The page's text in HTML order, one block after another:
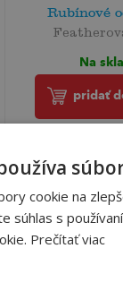
Rubínové
Na
pridať
cookie na
súhlas s
Prečítať viac